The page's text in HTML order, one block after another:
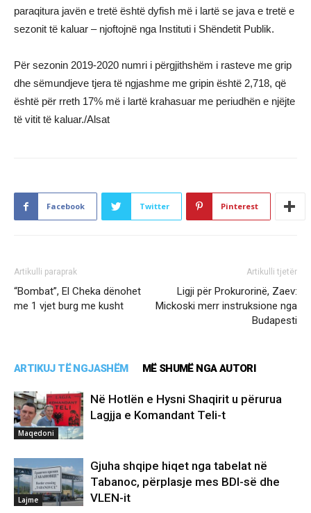
paraqitura javën e tretë është dyfish më i lartë se java e tretë e
sezonit të kaluar – njoftojnë nga Instituti i Shëndetit Publik.
Për sezonin 2019-2020 numri i përgjithshëm i rasteve me grip
dhe sëmundjeve tjera të ngjashme me gripin është 2,718, që
është për rreth 17% më i lartë krahasuar me periudhën e njëjte
të vitit të kaluar./Alsat
Facebook Twitter Pinterest
Artikulli paraprak
“Bombat”, El Cheka dënohet
me 1 vjet burg me kusht
Artikulli tjetër
Ligji për Prokurorinë, Zaev:
Mickoski merr instruksione nga
Budapesti
ARTIKUJ TË NGJASHËM MË SHUMË NGA AUTORI
Maqedoni
Në Hotlën e Hysni Shaqirit u përurua
Lagjja e Komandant Teli-t
Lajme
Gjuha shqipe hiqet nga tabelat në
Tabanoc, përplasje mes BDI-së dhe
VLEN-it